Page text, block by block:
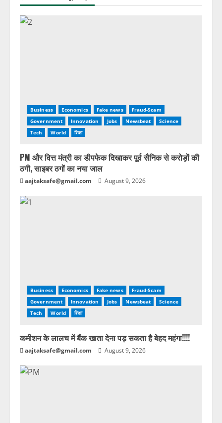
Business Economics Fake news
Fraud-Scam
Government
Innovation Jobs Newsbeat
Science
Tech
World शिक्षा
PM और वित्त मंत्री का डीपफेक दिखाकर पूर्व सैनिक से करोड़ों की
ठगी, साइबर ठगों का नया जाल
aajtaksafe@gmail.com August 9, 2026
Business Economics Fake news
Fraud-Scam
Government
Innovation Jobs Newsbeat
Science
Tech
World शिक्षा
कमीशन के लालच में बैंक खाता देना पड़ सकता है बेहद महंगा!!!!
aajtaksafe@gmail.com August 9, 2026